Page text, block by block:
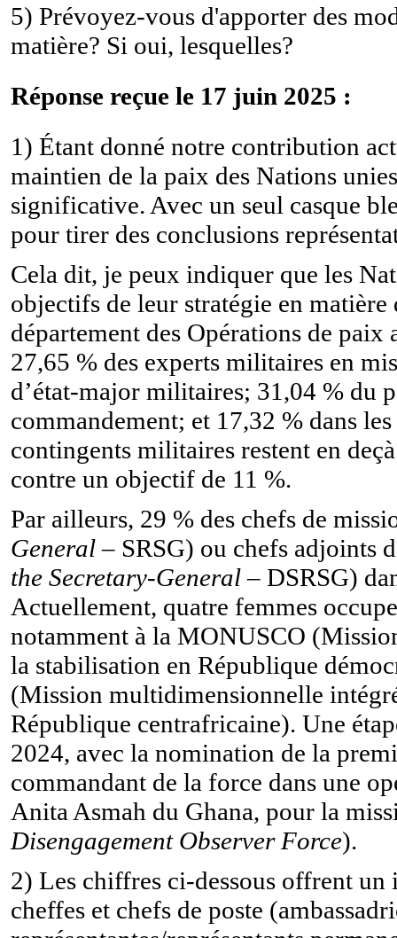
5) Prévoyez-vous d'apporter des
matière? Si oui, lesquelles?
Réponse reçue le 17 juin 2025 :
1) Étant donné notre contribution
maintien de la paix des Nations
significative. Avec un seul casque
pour tirer des conclusions
Cela dit, je peux indiquer que les
objectifs de leur stratégie en matière
département des Opérations de
27,65 % des experts militaires en
d’état-major militaires; 31,04 % du
commandement; et 17,32 % dans
contingents militaires restent en
contre un objectif de 11 %.
Par ailleurs, 29 % des chefs de
General– SRSG) ou chefs adjoints
the Secretary-General– DSRSG)
Actuellement, quatre femmes
notamment à la MONUSCO
la stabilisation en République
(Mission multidimensionnelle
République centrafricaine). Une
2024, avec la nomination de la
commandant de la force dans une
Anita Asmah du Ghana, pour la
Disengagement Observer Force).
2) Les chiffres ci-dessous offrent un
cheffes et chefs de poste